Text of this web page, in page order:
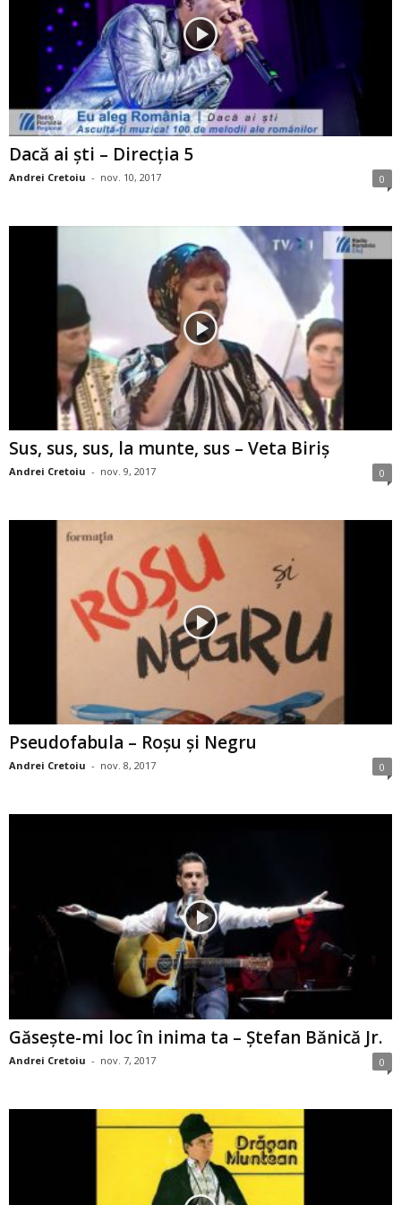
Dacă ai şti – Direcţia 5
Andrei Cretoiu - nov. 10, 2017 0
Sus, sus, sus, la munte, sus – Veta Biriş
Andrei Cretoiu - nov. 9, 2017 0
Pseudofabula – Roşu şi Negru
Andrei Cretoiu - nov. 8, 2017 0
Găseşte-mi loc în inima ta – Ştefan Bănică Jr.
Andrei Cretoiu - nov. 7, 2017 0